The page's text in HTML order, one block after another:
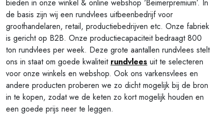
bieden in onze winkel & online webshop ‘Beimerpremium’. In
de basis zijn wij een rundvlees uitbeenbedrijf voor
groothandelaren, retail, productiebedrijven etc. Onze fabriek
is gericht op B2B. Onze productiecapaciteit bedraagt 800
ton rundvlees per week. Deze grote aantallen rundvlees stelt
ons in staat om goede kwaliteit rundvlees uit te selecteren
voor onze winkels en webshop. Ook ons varkensvlees en
andere producten proberen we zo dicht mogelijk bij de bron
in te kopen, zodat we de keten zo kort mogelijk houden en
een goede prijs neer te leggen.